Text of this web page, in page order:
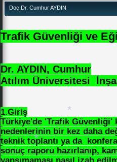
Doç.Dr. Cumhur AYDIN
Trafik Güvenliği ve
Dr. AYDIN, Cumhur
Atılım Üniversitesi
1.Giriş
Türkiye'de 'Trafik Güvenliği'
nedenlerinin bir kez daha
teknik toplantı ya da
sonuç raporu hazırlanıp,
yansımaması nasıl izah
*
*